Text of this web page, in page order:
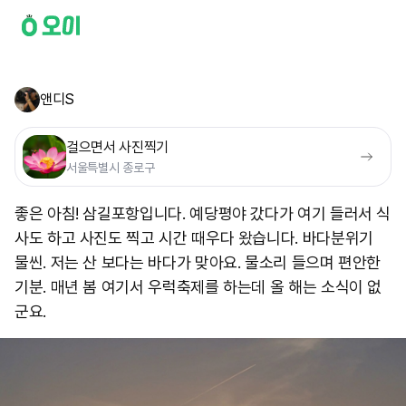
앤디S
걸으면서 사진찍기
서울특별시 종로구
좋은 아침! 삼길포항입니다. 예당평야 갔다가 여기 들러서 식
사도 하고 사진도 찍고 시간 때우다 왔습니다. 바다분위기
물씬. 저는 산 보다는 바다가 맞아요. 물소리 들으며 편안한
기분. 매년 봄 여기서 우럭축제를 하는데 올 해는 소식이 없
군요.